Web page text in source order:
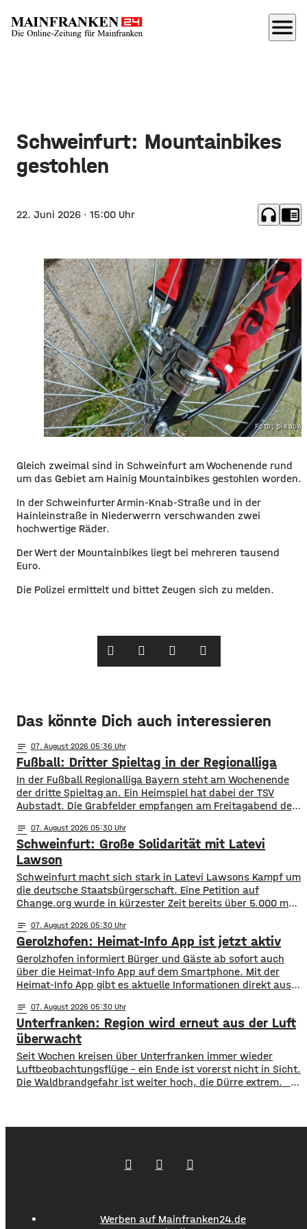
menu
Schweinfurt: Mountainbikes
gestohlen
22. Juni 2026 · 15:00 Uhr headphones chrome_reader_mode
Foto;
Gleich zweimal sind in Schweinfurt am Wochenende rund
um das Gebiet am Hainig Mountainbikes gestohlen worden.
In der Schweinfurter Armin-Knab-Straße und in der
Hainleinstraße in Niederwerrn verschwanden zwei
hochwertige Räder.
Der Wert der Mountainbikes liegt bei mehreren tausend
Euro.
Die Polizei ermittelt und bittet Zeugen sich zu melden.
Das könnte Dich auch interessieren
notes 07. August 2026 05:36
Fußball: Dritter Spieltag in der Regionalliga
In der Fußball Regionalliga Bayern steht am Wochenende
der dritte Spieltag an. Ein Heimspiel hat dabei der TSV
Aubstadt. Die Grabfelder empfangen am Freitagabend den
Siegen aus zwei Spielen aktuell an der Tabellenspitze
stehen, hat Aubstadt erst ein Ligaspiel absolviert, dieses
aber gegen Schweinfurt gewonnen. Anpfiff ist
notes 07. August 2026 05:30
Schweinfurt: Große Solidarität mit Latevi
Lawson
Schweinfurt macht sich stark in Latevi Lawsons Kampf um
die deutsche Staatsbürgerschaft. Eine Petition auf
Change.org wurde in kürzester Zeit bereits über 5.000 mal
seit vielen Jahren in Schweinfurt. Seit über acht Jahren
betreibt er ein Restaurant, bietet Kochkurse an und
organisiert Caterings. Dennoch droht ihm gemeinsam
notes 07. August 2026 05:30
Gerolzhofen: Heimat-Info App ist jetzt aktiv
Gerolzhofen informiert Bürger und Gäste ab sofort auch
über die Heimat-Info App auf dem Smartphone. Mit der
Heimat-Info App gibt es aktuelle Informationen direkt aus
und Kultur und einen Veranstaltungskalender. Sie
informiert auch über Vereine, Straßensperrungen oder
aktuell zum Beispiel den Marktplatzumbau. Auf der
Plattform Heimat-Info sind
notes 07. August 2026 05:30
Unterfranken: Region wird erneut aus der Luft
überwacht
​​Seit Wochen kreisen über Unterfranken immer wieder
Luftbeobachtungsflüge – ein Ende ist vorerst nicht in Sicht.
Die Waldbrandgefahr ist weiter hoch, die Dürre extrem. ​
Werben auf Mainfranken24.de